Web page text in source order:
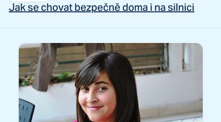
Jak se chovat bezpečně doma i na silnici